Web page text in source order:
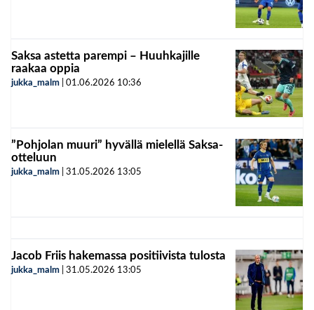
Saksa astetta parempi – Huuhkajille
raakaa oppia
jukka_malm 01.06.2026 10:36
”Pohjolan muuri” hyvällä mielellä Saksa-
otteluun
jukka_malm 31.05.2026 13:05
Jacob Friis hakemassa positiivista tulosta
jukka_malm 31.05.2026 13:05